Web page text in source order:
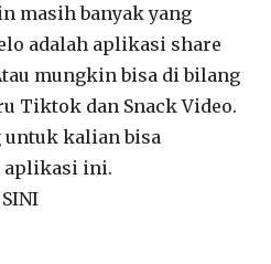
masih banyak yang
adalah aplikasi share
mungkin bisa di bilang
Tiktok dan Snack Video.
untuk kalian bisa
aplikasi ini.